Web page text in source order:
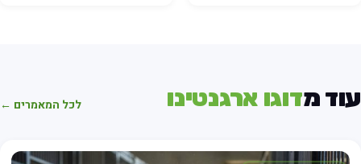
מדוגו ארגנטינו לכל המאמרים ←